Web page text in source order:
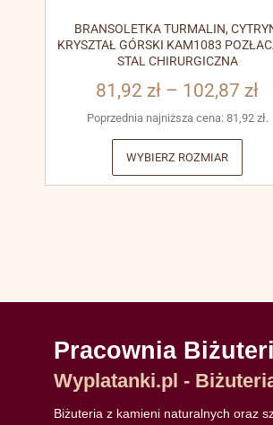
BRANSOLETKA TURMALIN,
KRYSZTAŁ GÓRSKI KAM1083
STAL CHIRURGICZNA
81,92 zł – 102,87 zł
Poprzednia najniższa cena: 81,92 zł.
WYBIERZ ROZMIAR
Pracownia
Wyplatanki.pl -
Biżuteria z kamieni naturalnych oraz